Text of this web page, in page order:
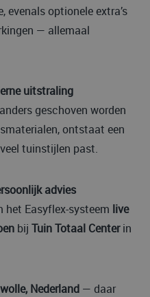
evenals optionele extra’s
— allemaal
uitstraling
geschoven worden
ontstaat een
tuinstijlen past.
advies
het Easyflex-systeem live
bij Tuin Totaal Centerin
Nederland — daar